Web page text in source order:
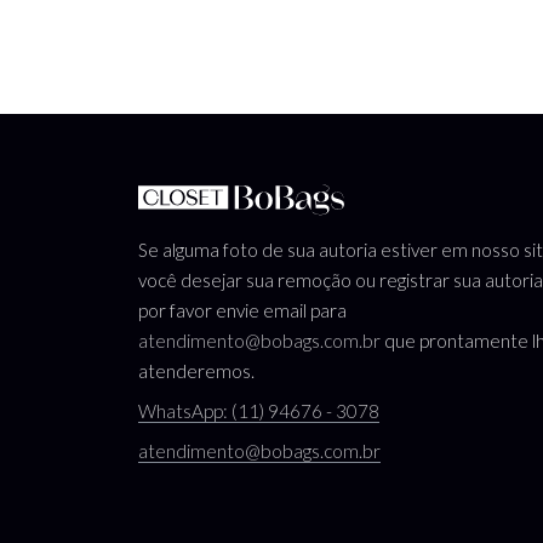
Se alguma foto de sua autoria estiver em nosso
você desejar sua remoção ou registrar sua
por favor envie email para
atendimento@bobags.com.br que prontamente
atenderemos.
WhatsApp: (11) 94676 - 3078
atendimento@bobags.com.br